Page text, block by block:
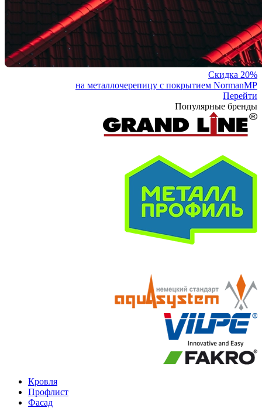
Скидка 20%
на металлочерепицу с покрытием NormanMP
Перейти
Популярные бренды
Кровля
Профлист
Фасад